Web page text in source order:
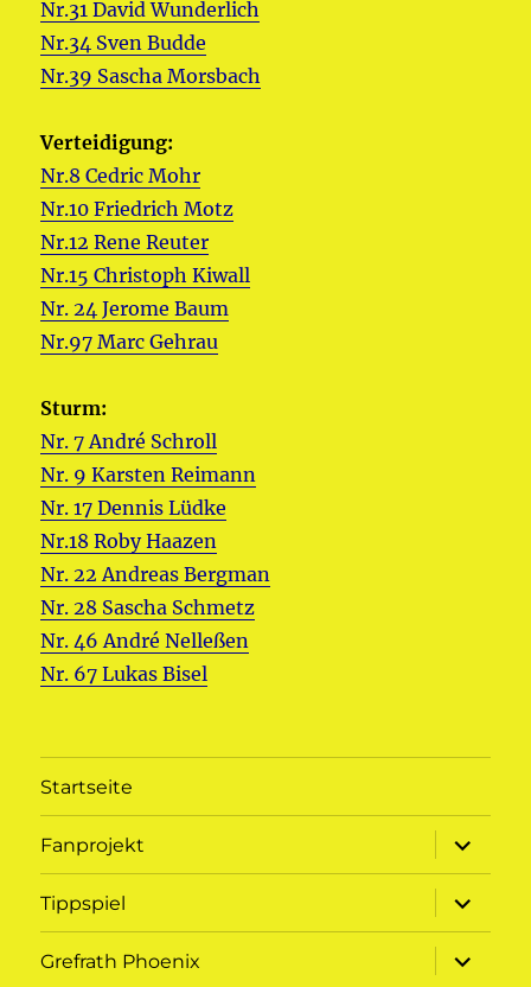
Nr.31 David Wunderlich
Nr.34 Sven Budde
Nr.39 Sascha Morsbach
Verteidigung:
Nr.8 Cedric Mohr
Nr.10 Friedrich Motz
Nr.12 Rene Reuter
Nr.15 Christoph Kiwall
Nr. 24 Jerome Baum
Nr.97 Marc Gehrau
Sturm:
Nr. 7 André Schroll
Nr. 9 Karsten Reimann
Nr. 17 Dennis Lüdke
Nr.18 Roby Haazen
Nr. 22 Andreas Bergman
Nr. 28 Sascha Schmetz
Nr. 46 André Nelleßen
Nr. 67 Lukas Bisel
Startseite
Fanprojekt
öffnen
Tippspiel
öffnen
Grefrath Phoenix
öffnen